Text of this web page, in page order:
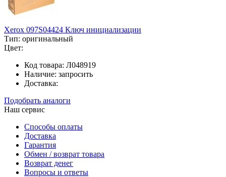
Xerox 097S04424 Ключ инициализации
Тип: оригинальный
Цвет:
Код товара: Л048919
Наличие: запросить
Доставка:
Подобрать аналоги
Наш сервис
Способы оплаты
Доставка
Гарантия
Обмен / возврат товара
Возврат денег
Вопросы и ответы